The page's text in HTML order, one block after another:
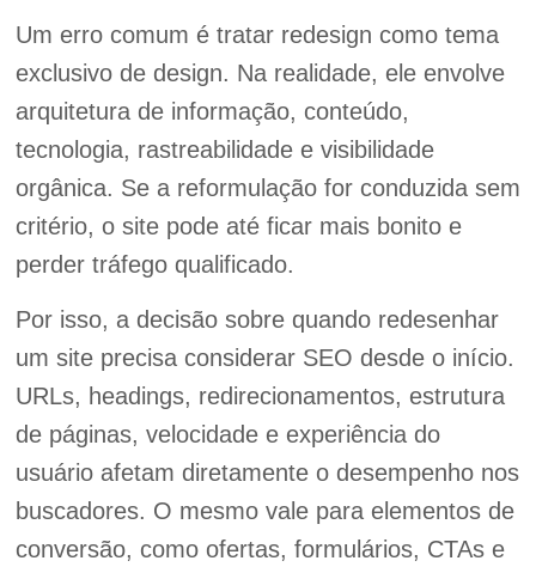
Um erro comum é tratar redesign como tema
exclusivo de design. Na realidade, ele envolve
arquitetura de informação, conteúdo,
tecnologia, rastreabilidade e visibilidade
orgânica. Se a reformulação for conduzida sem
critério, o site pode até ficar mais bonito e
perder tráfego qualificado.
Por isso, a decisão sobre quando redesenhar
um site precisa considerar SEO desde o início.
URLs, headings, redirecionamentos, estrutura
de páginas, velocidade e experiência do
usuário afetam diretamente o desempenho nos
buscadores. O mesmo vale para elementos de
conversão, como ofertas, formulários, CTAs e